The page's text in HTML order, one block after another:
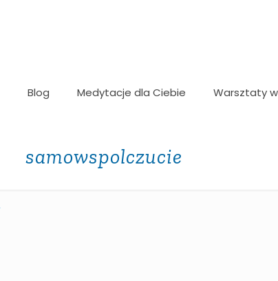
Blog Medytacje dla Ciebie Warsztaty
samowspolczucie